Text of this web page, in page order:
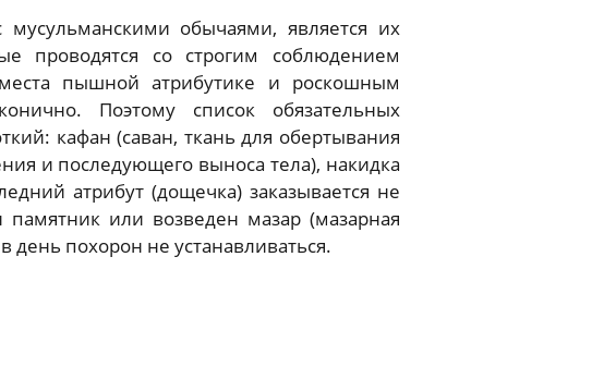
мусульманскими обычаями, является их
проводятся со строгим соблюдением
пышной атрибутике и роскошным
Поэтому список обязательных
кафан (саван, ткань для обертывания
и последующего выноса тела), накидка
атрибут (дощечка) заказывается не
или возведен мазар (мазарная
день похорон не устанавливаться.